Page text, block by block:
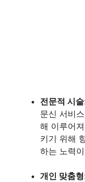
전문적 시술
문신 서비
해 이루어
키기 위해
하는 노력
개인 맞춤형